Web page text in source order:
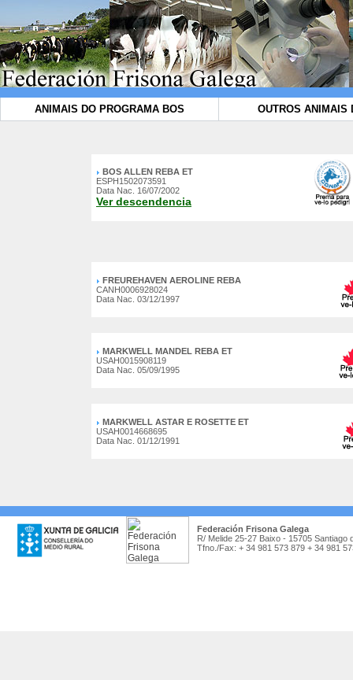
ANIMAIS DO PROGRAMA BOS OUTROS ANIMAIS
BOS ALLEN REBA ET
ESPH1502073591
Data Nac. 16/07/2002
Ver descendencia
FREUREHAVEN AEROLINE REBA
CANH0006928024
Data Nac. 03/12/1997
MARKWELL MANDEL REBA ET
USAH0015908119
Data Nac. 05/09/1995
MARKWELL ASTAR E ROSETTE ET
USAH0014668695
Data Nac. 01/12/1991
Federación Frisona Galega
R/ Melide 25-27 Baixo - 15705 Santiago
Tfno./Fax: + 34 981 573 879 + 34 981